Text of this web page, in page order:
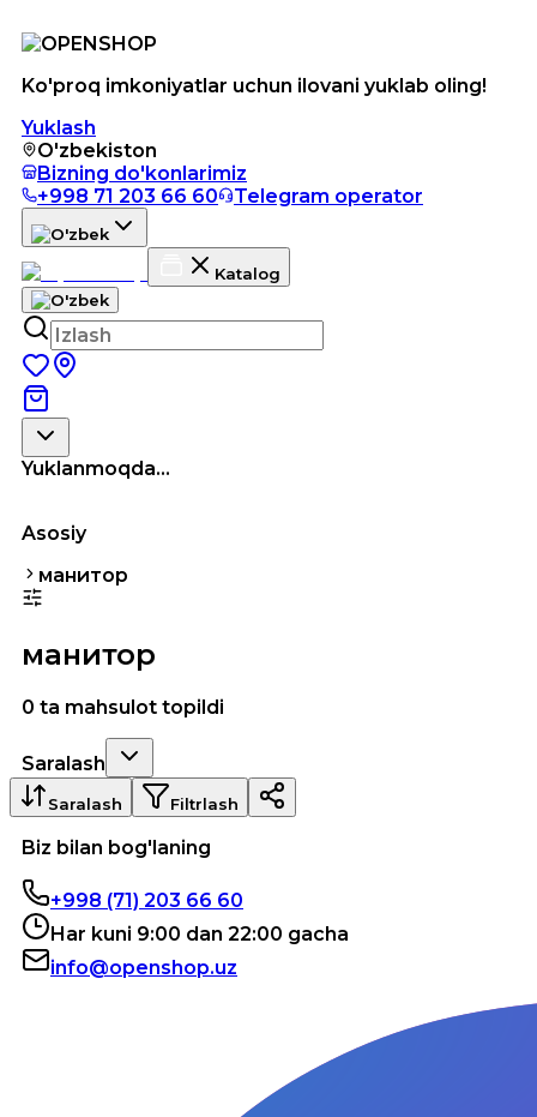
Ko'proq imkoniyatlar uchun ilovani yuklab oling!
Yuklash
O'zbekiston
Bizning do'konlarimiz
+998 71 203 66 60
Telegram operator
Katalog
Yuklanmoqda...
Asosiy
манитор
манитор
0 ta mahsulot topildi
Saralash
Saralash Filtrlash
Biz bilan bog'laning
+998 (71) 203 66 60
Har kuni 9:00 dan 22:00 gacha
info@openshop.uz